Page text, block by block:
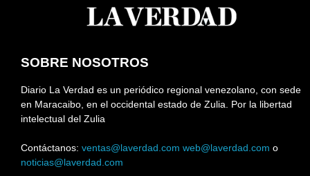
SOBRE NOSOTROS
Diario La Verdad es un periódico regional venezolano, con sede
en Maracaibo, en el occidental estado de Zulia. Por la libertad
intelectual del Zulia
Contáctanos: ventas@laverdad.com web@laverdad.com o
noticias@laverdad.com